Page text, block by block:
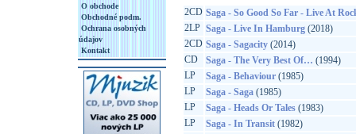
O obchode
Obchodné podm.
Ochrana osobných
údajov
Kontakt
2CD Saga - So Good So Far - Live At
2LP Saga - Live In Hamburg(2018)
2CD Saga - Sagacity(2014)
CD
Saga - The Very Best Of… (1994)
LP
Saga - Behaviour(1985)
LP
Saga - Saga(1985)
LP
Saga - Heads Or Tales(1983)
LP
Saga - In Transit(1982)